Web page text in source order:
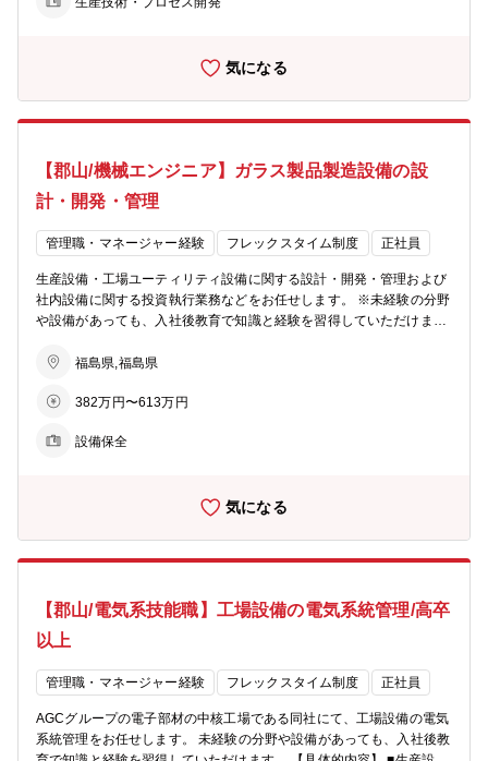
フレックスタイム制で、柔軟な勤務体制となっています。 【同社の特
良いモノを生み出す為に変える事、改善する事を仕事の原点に置き、
気になる
【郡山/機械エンジニア】ガラス製品製造設備の設
計・開発・管理
管理職・マネージャー経験 フレックスタイム制度 正社員
生産設備・工場ユーティリティ設備に関する設計・開発・管理および
社内設備に関する投資執行業務などをお任せします。 ※未経験の分野
や設備があっても、入社後教育で知識と経験を習得していただけま
工を行う設備などの設計 ・開発・管理 ・空調や圧縮空気、冷却水な
および新規設備導入に関し、仕様検討や設計、工程・調達・工事管理
レックスタイム制で、柔軟な勤務体制となっています。 ※配属先…郡
数年サイクルで商品開発・改善に取り組む必要があります。 ・常によ
福島県,福島県
382万円〜613万円
設備保全
気になる
【郡山/電気系技能職】工場設備の電気系統管理/高卒
以上
管理職・マネージャー経験 フレックスタイム制度 正社員
AGCグループの電子部材の中核工場である同社にて、工場設備の電気
系統管理をお任せします。 未経験の分野や設備があっても、入社後教